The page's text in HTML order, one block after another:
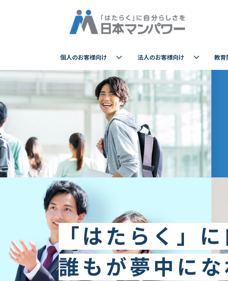
個人のお客様向け 法人のお客様向け 教育
「はたらく」
誰もが夢中に